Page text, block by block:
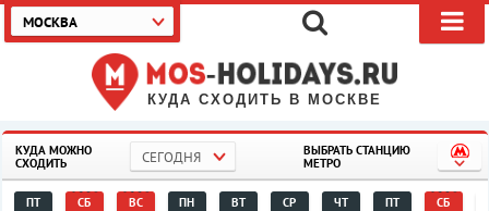
КУДА СХОДИТЬ В МОСКВЕ
МОСКВА
КУДА МОЖНО
СХОДИТЬ
СЕГОДНЯ
ВЫБРАТЬ СТАНЦИЮ
МЕТРО
ПТ СБ ВС ПН ВТ СР ЧТ ПТ СБ